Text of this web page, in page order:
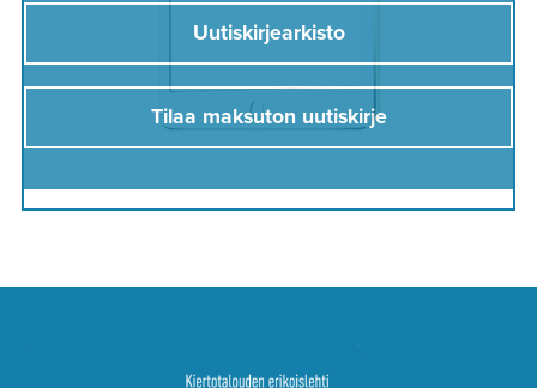
Uutiskirjearkisto
Tilaa maksuton uutiskirje